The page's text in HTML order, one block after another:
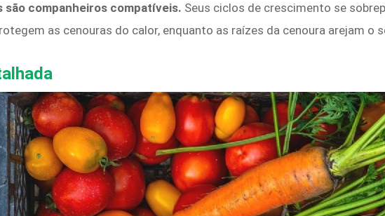
são companheiros compatíveis. Seus ciclos de crescimento se
as cenouras do calor, enquanto as raízes da cenoura arejam o